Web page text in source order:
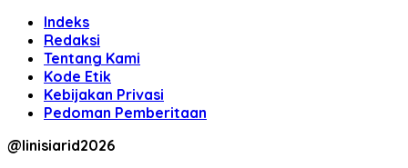
Indeks
Redaksi
Tentang Kami
Kode Etik
Kebijakan Privasi
Pedoman Pemberitaan
@linisiarid2026